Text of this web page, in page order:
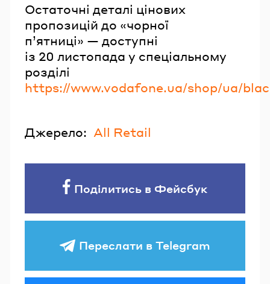
Остаточні деталі цінових
пропозицій до «чорної
п’ятниці» — доступні
із 20 листопада у спеціальному
розділі
https://www.vodafone.ua/shop/ua/
Джерело: All Retail
Поділитись в Фейсбук
Переслати в Telegram